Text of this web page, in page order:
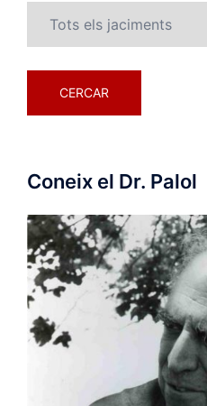
Coneix el Dr. Palol